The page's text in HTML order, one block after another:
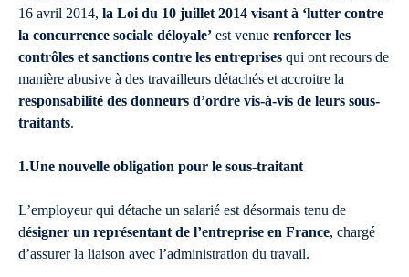
16 avril 2014, la Loi du 10 juillet 2014 visant à ‘lutter contre
la concurrence sociale déloyale’ est venue renforcer les
contrôles et sanctions contre les entreprises qui ont recours de
manière abusive à des travailleurs détachés et accroitre la
responsabilité des donneurs d’ordre vis-à-vis de leurs sous-
traitants.
1.Une nouvelle obligation pour le sous-traitant
L’employeur qui détache un salarié est désormais tenu de
désigner un représentant de l’entreprise en France, chargé
d’assurer la liaison avec l’administration du travail.